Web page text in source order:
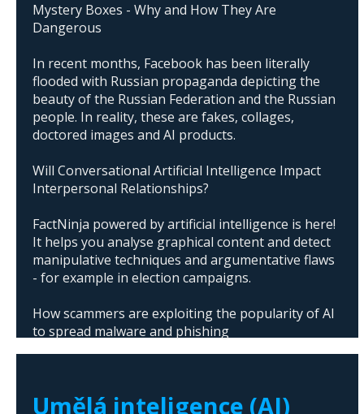
Mystery Boxes - Why and How They Are
Dangerous
In recent months, Facebook has been literally
flooded with Russian propaganda depicting the
beauty of the Russian Federation and the Russian
people. In reality, these are fakes, collages,
doctored images and AI products.
Will Conversational Artificial Intelligence Impact
Interpersonal Relationships?
FactNinja powered by artificial intelligence is here!
It helps you analyse graphical content and detect
manipulative techniques and argumentative flaws
- for example in election campaigns.
How scammers are exploiting the popularity of AI
to spread malware and phishing
Umělá inteligence (AI)